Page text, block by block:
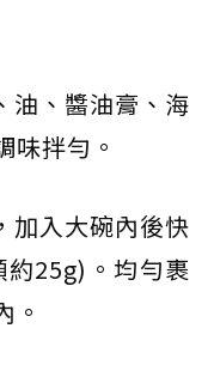
油、醬油膏、海
味拌勻。
加入大碗內後快
25g)。均勻裹
。